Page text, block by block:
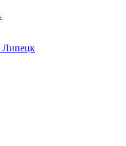
Липецк